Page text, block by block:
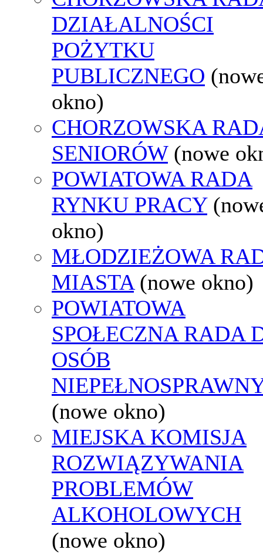
DZIAŁALNOŚCI
POŻYTKU
PUBLICZNEGO
okno)
CHORZOWSKA
SENIORÓW (nowe
POWIATOWA RADA
RYNKU PRACY
okno)
MŁODZIEŻOWA
MIASTA (nowe okno)
POWIATOWA
SPOŁECZNA RADA
OSÓB
(nowe okno)
MIEJSKA KOMISJA
ROZWIĄZYWANIA
PROBLEMÓW
ALKOHOLOWYCH
(nowe okno)